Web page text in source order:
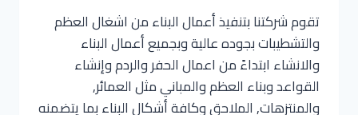
تقوم شركتنا بتنفيذ أعمال البناء من اشغال العظم
والتشطيبات بجوده عالية وبجميع أعمال البناء
والانشاء ابتداءً من اعمال الحفر والردم وإنشاء
القواعد وبناء العظم والمباني مثل العمائر,
والمنتزهات, الملاحق وكافة أشكال البناء بما يتضمنه